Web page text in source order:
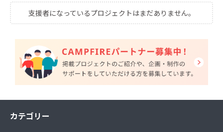
支援者になっているプロジェクトはまだありません。
カテゴリー